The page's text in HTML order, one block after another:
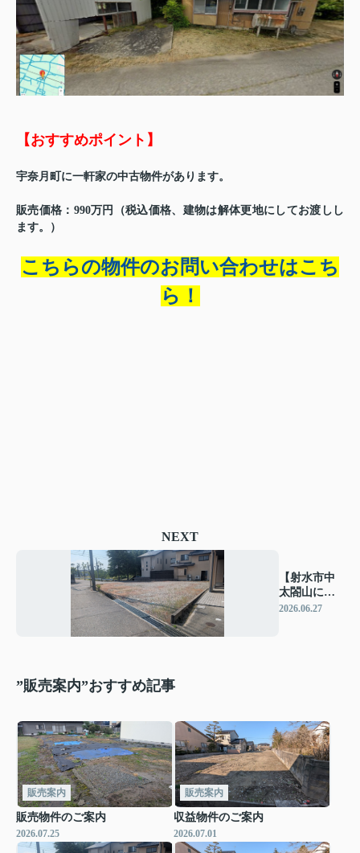
【おすすめポイント】
宇奈月町に一軒家の中古物件があります。
販売価格：990万円（税込価格、建物は解体更地にしてお渡しし
ます。）
こちらの物件のお問い合わせはこち
ら！
NEXT
【射水市中
太閤山に売
地が出まし
2026.06.27
”販売案内”おすすめ記事
販売案内
販売物件のご案内
2026.07.25
販売案内
収益物件のご案内
2026.07.01